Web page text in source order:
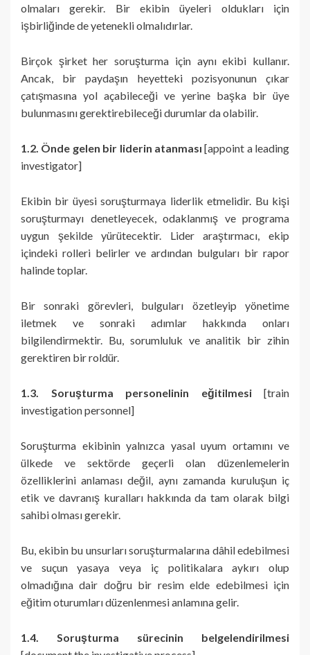
olmaları gerekir. Bir ekibin üyeleri oldukları için
işbirliğinde de yetenekli olmalıdırlar.
Birçok şirket her soruşturma için aynı ekibi kullanır.
Ancak, bir paydaşın heyetteki pozisyonunun çıkar
çatışmasına yol açabileceği ve yerine başka bir üye
bulunmasını gerektirebileceği durumlar da olabilir.
1.2. Önde gelen bir liderin atanması [appoint a leading
investigator]
Ekibin bir üyesi soruşturmaya liderlik etmelidir. Bu kişi
soruşturmayı denetleyecek, odaklanmış ve programa
uygun şekilde yürütecektir. Lider araştırmacı, ekip
içindeki rolleri belirler ve ardından bulguları bir rapor
halinde toplar.
Bir sonraki görevleri, bulguları özetleyip yönetime
iletmek ve sonraki adımlar hakkında onları
bilgilendirmektir. Bu, sorumluluk ve analitik bir zihin
gerektiren bir roldür.
1.3. Soruşturma personelinin eğitilmesi[train
investigation personnel]
Soruşturma ekibinin yalnızca yasal uyum ortamını ve
ülkede ve sektörde geçerli olan düzenlemelerin
özelliklerini anlaması değil, aynı zamanda kuruluşun iç
etik ve davranış kuralları hakkında da tam olarak bilgi
sahibi olması gerekir.
Bu, ekibin bu unsurları soruşturmalarına dâhil edebilmesi
ve suçun yasaya veya iç politikalara aykırı olup
olmadığına dair doğru bir resim elde edebilmesi için
eğitim oturumları düzenlenmesi anlamına gelir.
1.4. Soruşturma sürecinin belgelendirilmesi